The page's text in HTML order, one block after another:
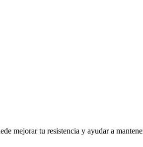
mejorar tu resistencia y ayudar a